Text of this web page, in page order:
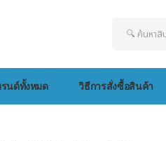
นด์ทั้งหมด วิธีการสั่งซื้อสินค้า